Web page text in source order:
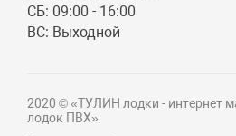
СБ: 09:00 - 16:00
ВС: Выходной
2020 © «ТУЛИН лодки - интернет
лодок ПВХ»